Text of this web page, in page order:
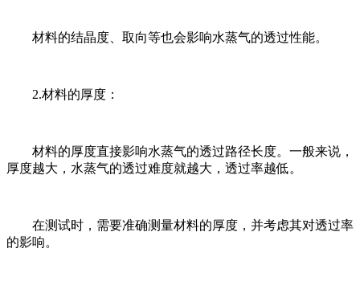
材料的结晶度、取向等也会影响水蒸气的透过性能。
2.材料的厚度：
材料的厚度直接影响水蒸气的透过路径长度。一般来说，
厚度越大，水蒸气的透过难度就越大，透过率越低。
在测试时，需要准确测量材料的厚度，并考虑其对透过率
的影响。